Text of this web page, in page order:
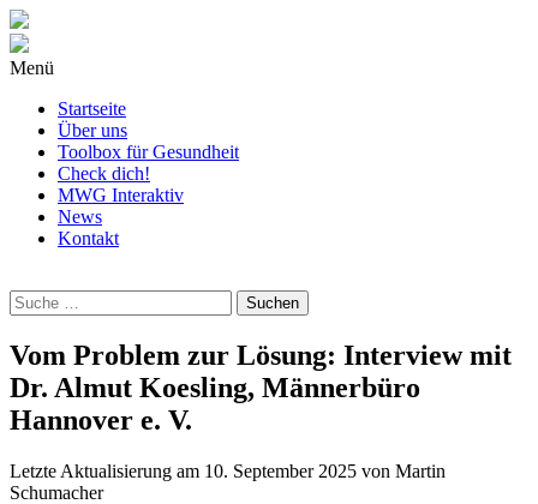
Menü
Startseite
Über uns
Toolbox für Gesundheit
Check dich!
MWG Interaktiv
News
Kontakt
suchst
Du?
Vom Problem zur Lösung: Interview mit
Dr. Almut Koesling, Männerbüro
Hannover e. V.
Letzte Aktualisierung am 10. September 2025 von Martin
Schumacher